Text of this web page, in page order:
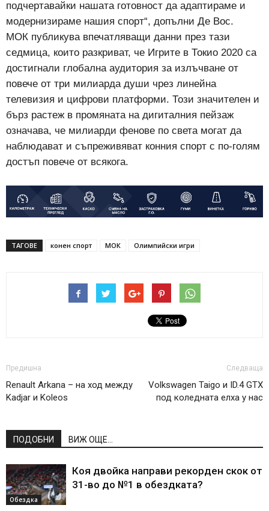
подчертавайки нашата готовност да адаптираме и
модернизираме нашия спорт“, допълни Де Вос.
МОК публикува впечатляващи данни през тази
седмица, които разкриват, че Игрите в Токио 2020 са
достигнали глобална аудитория за излъчване от
повече от три милиарда души чрез линейна
телевизия и цифрови платформи. Този значителен и
бърз растеж в промяната на дигиталния пейзаж
означава, че милиарди фенове по света могат да
наблюдават и съпреживяват конния спорт с по-голям
достъп повече от всякога.
ТАГОВЕ конен спорт МОК Олимпийски игри
Предишна
Renault Arkana – на ход между
Kadjar и Koleos
Следваща
Volkswagen Taigo и ID.4 GTX
под коледната елха у нас
ПОДОБНИ ВИЖ ОЩЕ...
Обездка
Коя двойка направи рекорден скок от
31-во до №1 в обездката?